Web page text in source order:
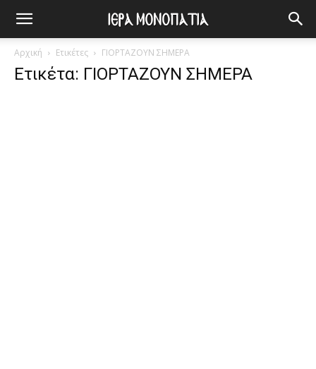
Αρχική Ετικέτες ΓΙΟΡΤΑΖΟΥΝ ΣΗΜΕΡΑ
Ετικέτα: ΓΙΟΡΤΑΖΟΥΝ ΣΗΜΕΡΑ